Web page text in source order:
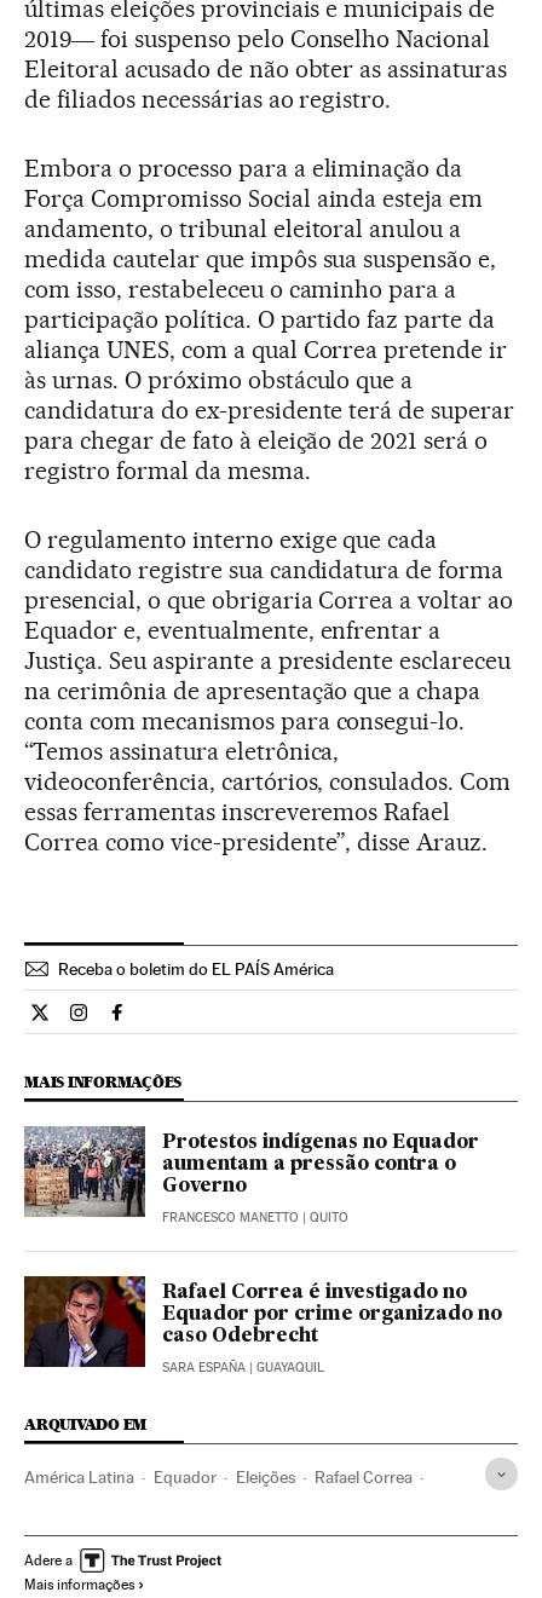
últimas eleições provinciais e municipais de
2019― foi suspenso pelo Conselho Nacional
Eleitoral acusado de não obter as assinaturas
de filiados necessárias ao registro.
Embora o processo para a eliminação da
Força Compromisso Social ainda esteja em
andamento, o tribunal eleitoral anulou a
medida cautelar que impôs sua suspensão e,
com isso, restabeleceu o caminho para a
participação política. O partido faz parte da
aliança UNES, com a qual Correa pretende ir
às urnas. O próximo obstáculo que a
candidatura do ex-presidente terá de superar
para chegar de fato à eleição de 2021 será o
registro formal da mesma.
O regulamento interno exige que cada
candidato registre sua candidatura de forma
presencial, o que obrigaria Correa a voltar ao
Equador e, eventualmente, enfrentar a
Justiça. Seu aspirante a presidente esclareceu
na cerimônia de apresentação que a chapa
conta com mecanismos para consegui-lo.
“Temos assinatura eletrônica,
videoconferência, cartórios, consulados. Com
essas ferramentas inscreveremos Rafael
Correa como vice-presidente”, disse Arauz.
Receba o boletim do EL PAÍS América
Internacional El País Brasil en Twitter
Internacional El País Brasil en Instagram
Internacional El País Brasil en Facebook
MAIS INFORMAÇÕES
Protestos indígenas no Equador
aumentam a pressão contra o
Governo
FRANCESCO MANETTO | QUITO
Rafael Correa é investigado no
Equador por crime organizado no
caso Odebrecht
SARA ESPAÑA | GUAYAQUIL
ARQUIVADO EM
América Latina Equador Eleições Rafael Correa
Adere a
Mais informações